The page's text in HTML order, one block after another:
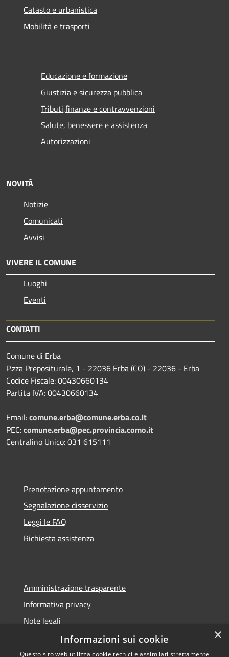
Catasto e urbanistica
Mobilità e trasporti
Educazione e formazione
Giustizia e sicurezza pubblica
Tributi,finanze e contravvenzioni
Salute, benessere e assistenza
Autorizzazioni
NOVITÀ
Notizie
Comunicati
Avvisi
VIVERE IL COMUNE
Luoghi
Eventi
CONTATTI
Comune di Erba
P.zza Prepositurale, 1 - 22036 Erba (CO) - 22036 - Erba
Codice Fiscale: 00430660134
Partita IVA: 00430660134
Email:comune.erba@comune.erba.co.it
PEC:comune.erba@pec.provincia.como.it
Centralino Unico: 031 615111
Prenotazione appuntamento
Segnalazione disservizio
Leggi le FAQ
Richiesta assistenza
Amministrazione trasparente
Informativa privacy
Note legali
Dichiarazione di accessibilità
×
Informazioni sui cookie
Questo sito web utilizza cookie tecnici e assimilati strettamente